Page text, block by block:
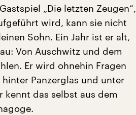
„Die letzten Zeugen“,
wird, kann sie nicht
Sohn. Ein Jahr ist er alt,
Von Auschwitz und dem
Er wird ohnehin Fragen
Panzerglas und unter
kennt das selbst aus dem